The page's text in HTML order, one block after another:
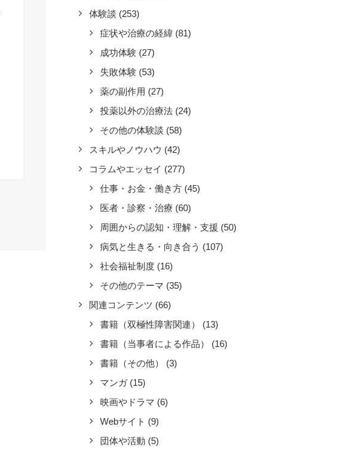
職場へのカミングアウトが上手く行
仕事・お金・働き方
ちょうど電通で過労自殺の事件があった
頃に、会社に自分の病気についてぶっち
ゃけました。
Read more
by CH3COOH
体験談 (253)
症状や治療の経緯 (81)
成功体験 (27)
失敗体験 (53)
薬の副作用 (27)
投薬以外の治療法 (24)
その他の体験談 (58)
スキルやノウハウ (42)
コラムやエッセイ (277)
仕事・お金・働き方 (45)
医者・診察・治療 (60)
周囲からの認知・理解・支援 (50)
病気と生きる・向き合う (107)
社会福祉制度 (16)
その他のテーマ (35)
関連コンテンツ (66)
書籍（双極性障害関連）
(13)
書籍（当事者による作品）
(16)
書籍（その他）
(3)
マンガ (15)
映画やドラマ (6)
Webサイト (9)
団体や活動 (5)